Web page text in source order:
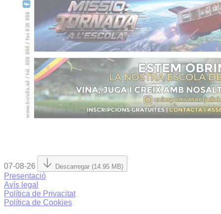
07-08-26 Descarregar (14.95 MB)
Presentació
Avís legal
Política de Privacitat
Política de Cookies